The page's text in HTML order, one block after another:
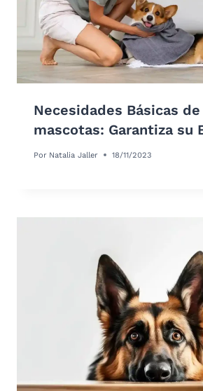
Necesidades Básicas
mascotas: Garantiza su
Por Natalia Jaller 18/11/2023